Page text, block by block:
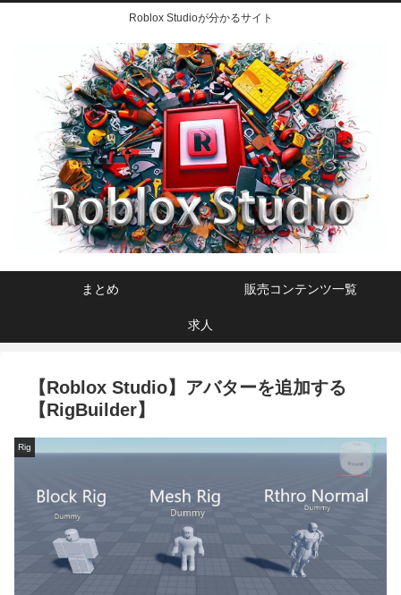
Roblox Studioが分かるサイト
まとめ 販売コンテンツ一覧
求人
【Roblox Studio】アバターを追加する
【RigBuilder】
Rig